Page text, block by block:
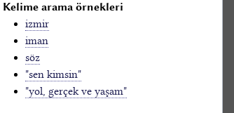
Kelime arama örnekleri
izmir
iman
söz
"sen kimsin"
"yol, gerçek ve yaşam"